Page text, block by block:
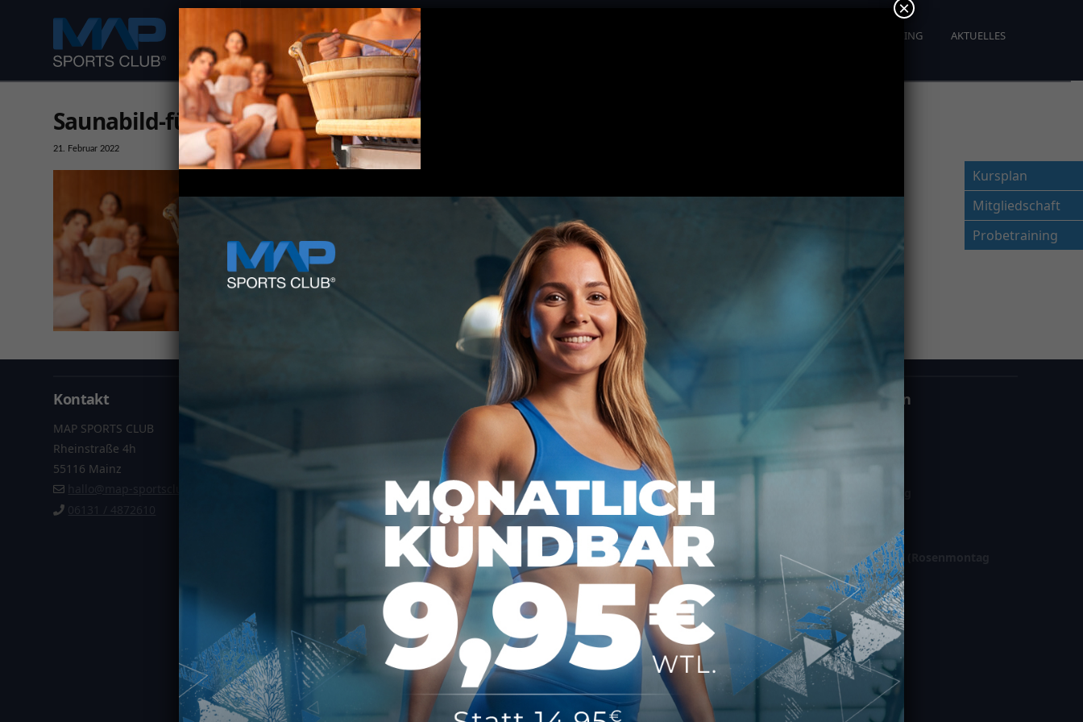
Kursplan
Mitgliedschaft
Probetraining
DEIN FITNESS CLUB UNSERE LEISTUNGEN PERSONAL TRAINING AKTUELLES
Saunabild-für-über-die-Slideshow-inkl-Text
21. Februar 2022
Kontakt
MAP SPORTS CLUB
Rheinstraße 4h
55116 Mainz
Impressum
Vertrag kündigen
Über MAP Mainz
Über MAP Sports Club
Kontakt
Öffnungszeiten
Montag – Freitag
Gesetzl. Feiertage (Rosenmontag
geschl.)
10:00 – 21:00
COPYRIGHT 2025 BY MAP SPORTS CLUB, 55116 MAINZ - DEIN FITNESSSTUDIO
MAP SPORTS CLUB MAINZ HAT4,70 VON 5STERNEN VON289BEWERTUNGEN AUFGOOGLE|FITNESSSTUDIO IN MAINZ
DATENSCHUTZ IMPRESSUM AGB VERTRAG KÜNDIGEN
×